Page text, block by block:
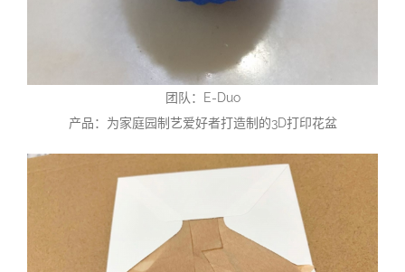
团队：E-Duo
产品：为家庭园制艺爱好者打造制的3D打印花盆